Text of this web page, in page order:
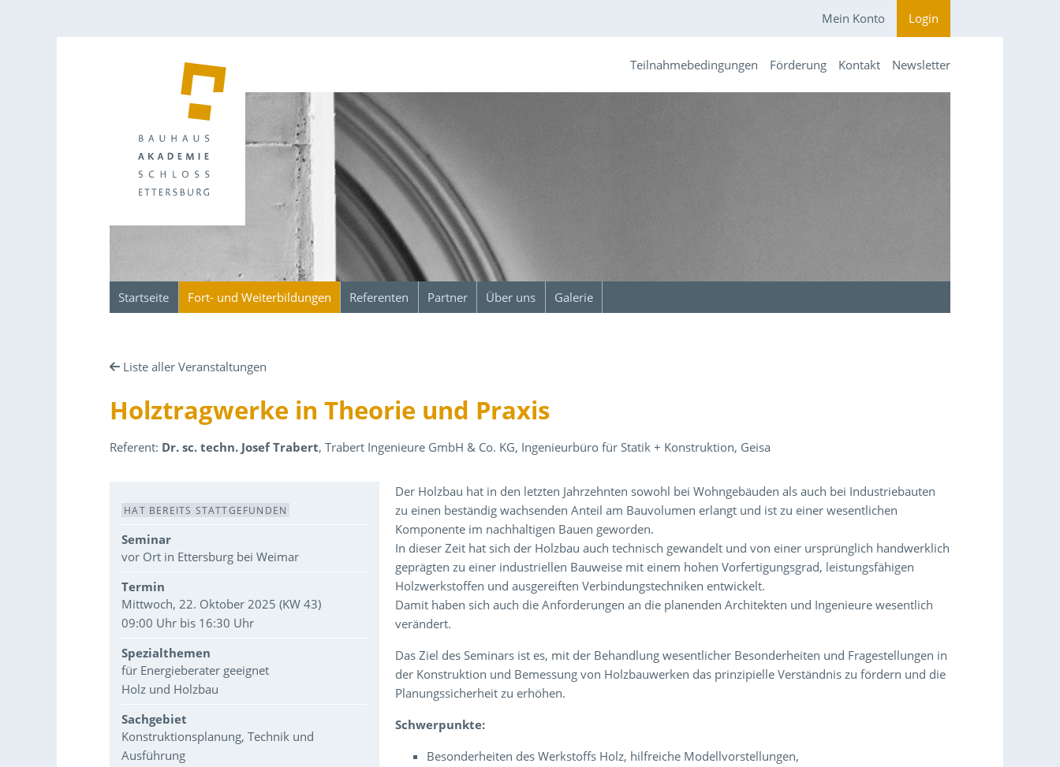
Mein Konto Login
Startseite Fort- und Weiterbildungen Referenten Partner Über uns Galerie
Teilnahmebedingungen Förderung Kontakt Newsletter
Liste aller Veranstaltungen
Holztragwerke in Theorie und Praxis
Referent: Dr. sc. techn. Josef Trabert, Trabert Ingenieure GmbH & Co. KG, Ingenieurbüro für Statik + Konstruktion, Geisa
Veranstaltungsdaten
HAT BEREITS STATTGEFUNDEN
Seminar
vor Ort in Ettersburg bei Weimar
Termin
Mittwoch, 22. Oktober 2025 (KW 43)
09:00 Uhr bis 16:30 Uhr
Spezialthemen
für Energieberater geeignet
Holz und Holzbau
Sachgebiet
Konstruktionsplanung, Technik und
Ausführung
Über den Inhalt der Veranstaltung
Der Holzbau hat in den letzten Jahrzehnten sowohl bei Wohngebäuden als auch bei Industriebauten
zu einen beständig wachsenden Anteil am Bauvolumen erlangt und ist zu einer wesentlichen
Komponente im nachhaltigen Bauen geworden.
In dieser Zeit hat sich der Holzbau auch technisch gewandelt und von einer ursprünglich handwerklich
geprägten zu einer industriellen Bauweise mit einem hohen Vorfertigungsgrad, leistungsfähigen
Holzwerkstoffen und ausgereiften Verbindungstechniken entwickelt.
Damit haben sich auch die Anforderungen an die planenden Architekten und Ingenieure wesentlich
verändert.
Das Ziel des Seminars ist es, mit der Behandlung wesentlicher Besonderheiten und Fragestellungen in
der Konstruktion und Bemessung von Holzbauwerken das prinzipielle Verständnis zu fördern und die
Planungssicherheit zu erhöhen.
Schwerpunkte:
Besonderheiten des Werkstoffs Holz, hilfreiche Modellvorstellungen,